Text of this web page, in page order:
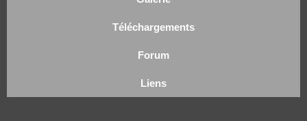
Téléchargements
Forum
Liens